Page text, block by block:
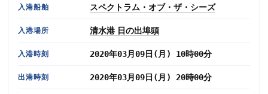
入港船舶 スペクトラム・オブ・ザ・シーズ
入港場所 清水港 日の出埠頭
入港時刻 2020年03月09日(月) 10時00分
出港時刻 2020年03月09日(月) 20時00分